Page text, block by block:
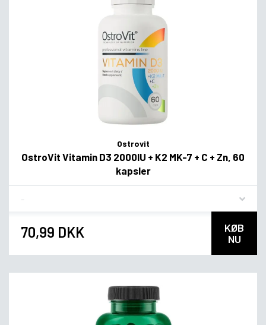
Ostrovit
OstroVit Vitamin D3 2000IU + K2 MK-7 + C + Zn, 60
kapsler
70,99 DKK
KØB
NU